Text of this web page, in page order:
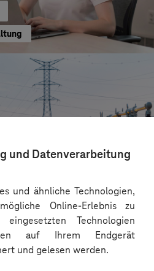
und Datenverarbeitung
und ähnliche Technologien,
Online-Erlebnis zu
Technologien
auf Ihrem Endgerät
und gelesen werden.
Dresden GmbH
Produkte
laden